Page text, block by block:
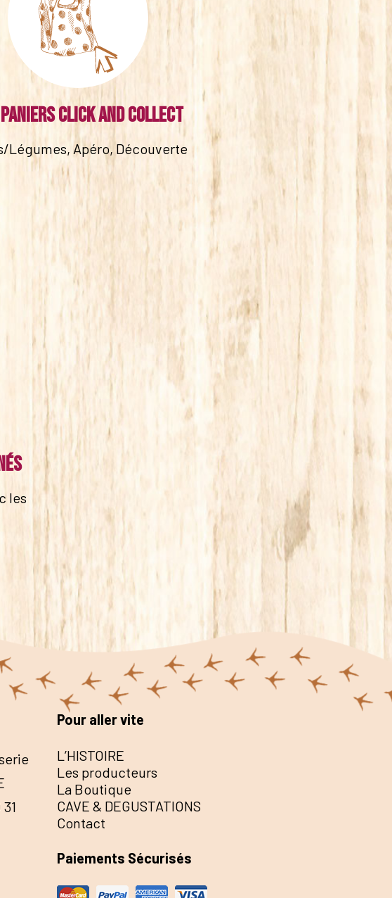
paniers click and collect
Légumes, Apéro, Découverte
les
Pour aller vite
L’HISTOIRE
Les producteurs
La Boutique
CAVE & DEGUSTATIONS
Contact
Paiements Sécurisés